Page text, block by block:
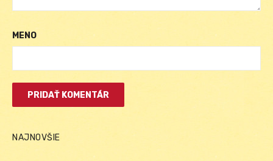
MENO
NAJNOVŠIE